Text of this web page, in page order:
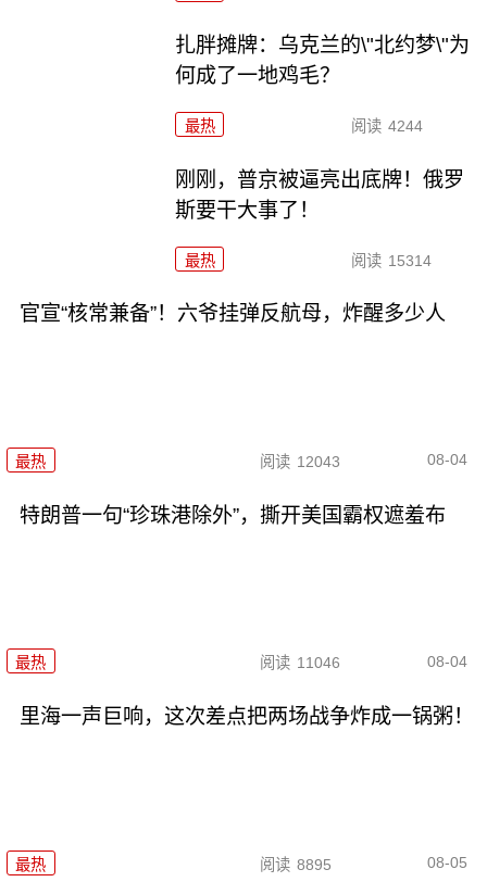
扎胖摊牌：乌克兰的\"北约梦\"为
何成了一地鸡毛？
最热 阅读 4244
刚刚，普京被逼亮出底牌！俄罗
斯要干大事了！
最热 阅读 15314
官宣“核常兼备”！六爷挂弹反航母，炸醒多少人
最热 阅读 12043 08-04
特朗普一句“珍珠港除外”，撕开美国霸权遮羞布
最热 阅读 11046 08-04
里海一声巨响，这次差点把两场战争炸成一锅粥！
最热 阅读 8895 08-05